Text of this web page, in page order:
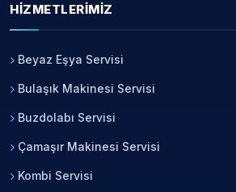
HIZMETLERIMIZ
Beyaz Eşya Servisi
Bulaşık Makinesi Servisi
Buzdolabı Servisi
Çamaşır Makinesi Servisi
Kombi Servisi